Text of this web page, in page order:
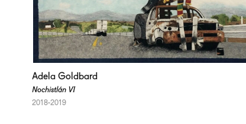
Adela Goldbard
Nochistlán VI
2018-2019